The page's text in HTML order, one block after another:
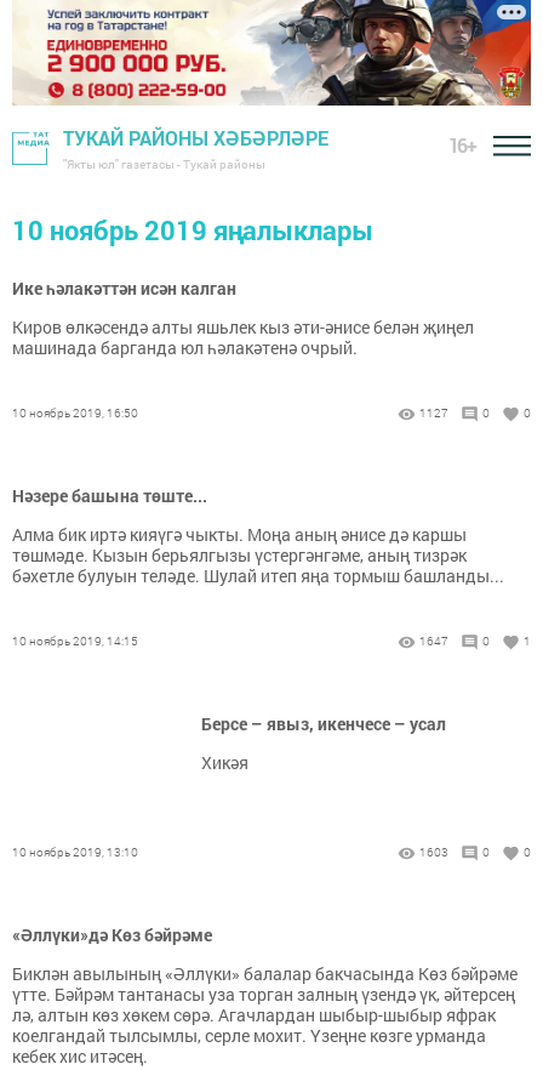
ТУКАЙ РАЙОНЫ ХӘБӘРЛӘРЕ
"Якты юл" газетасы - Тукай районы
16+
10 ноябрь 2019 яңалыклары
Ике һәлакәттән исән калган
Киров өлкәсендә алты яшьлек кыз әти-әнисе белән җиңел
машинада барганда юл һәлакәтенә очрый.
10 ноябрь 2019, 16:50 1127 0 0
Нәзере башына төште...
Алма бик иртә кияүгә чыкты. Моңа аның әнисе дә каршы
төшмәде. Кызын берьялгызы үстергәнгәме, аның тизрәк
бәхетле булуын теләде. Шулай итеп яңа тормыш башланды...
10 ноябрь 2019, 14:15 1647 0 1
Берсе – явыз, икенчесе – усал
Хикәя
10 ноябрь 2019, 13:10 1603 0 0
«Әллүки»дә Көз бәйрәме
Биклән авылының «Әллүки» балалар бакчасында Көз бәйрәме
үтте. Бәйрәм тантанасы уза торган залның үзендә үк, әйтерсең
лә, алтын көз хөкем сөрә. Агачлардан шыбыр-шыбыр яфрак
коелгандай тылсымлы, серле мохит. Үзеңне көзге урманда
кебек хис итәсең.